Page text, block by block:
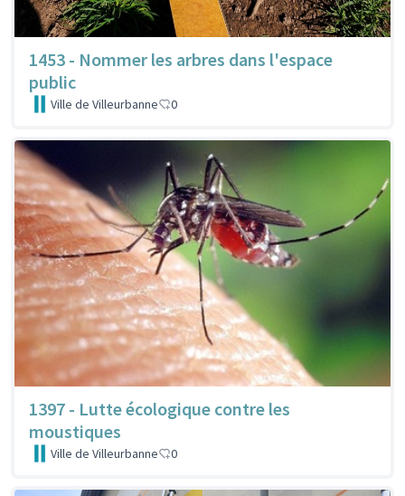
1453 - Nommer les arbres dans l'espace
public
Ville de Villeurbanne 0
1397 - Lutte écologique contre les
moustiques
Ville de Villeurbanne 0